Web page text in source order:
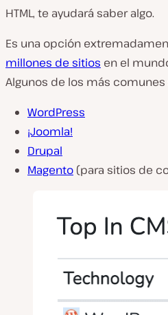
HTML, te ayudará saber algo.
Es una opción
millones de sitios en el
Algunos de los más comunes
WordPress
¡Joomla!
Drupal
Magento (para sitios de